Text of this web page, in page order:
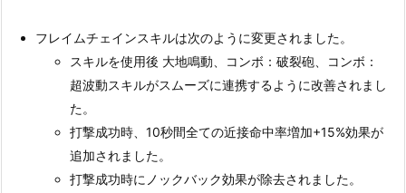
フレイムチェインスキルは次のように変更されました。
スキルを使用後 大地鳴動、コンボ：破裂砲、コンボ：
超波動スキルがスムーズに連携するように改善されまし
た。
打撃成功時、10秒間全ての近接命中率増加+15%効果が
追加されました。
打撃成功時にノックバック効果が除去されました。